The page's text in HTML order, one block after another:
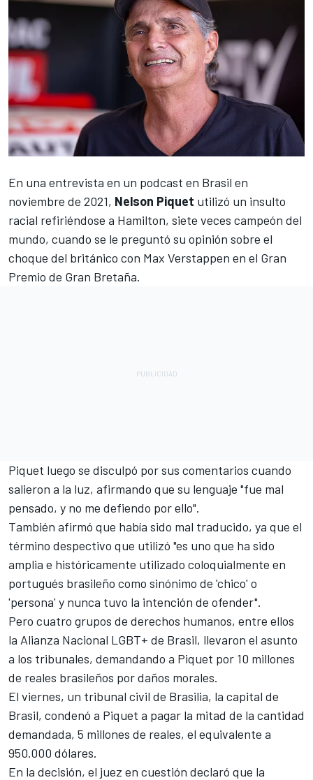
En una entrevista en un podcast en Brasil en
noviembre de 2021, Nelson Piquet utilizó un insulto
racial refiriéndose a Hamilton, siete veces campeón del
mundo, cuando se le preguntó su opinión sobre el
choque del británico con Max Verstappen en el Gran
Premio de Gran Bretaña.
Piquet luego se disculpó por sus comentarios cuando
salieron a la luz, afirmando que su lenguaje "fue mal
pensado, y no me defiendo por ello".
También afirmó que había sido mal traducido, ya que el
término despectivo que utilizó "es uno que ha sido
amplia e históricamente utilizado coloquialmente en
portugués brasileño como sinónimo de 'chico' o
'persona' y nunca tuvo la intención de ofender".
Pero cuatro grupos de derechos humanos, entre ellos
la Alianza Nacional LGBT+ de Brasil, llevaron el asunto
a los tribunales, demandando a Piquet por 10 millones
de reales brasileños por daños morales.
El viernes, un tribunal civil de Brasilia, la capital de
Brasil, condenó a Piquet a pagar la mitad de la cantidad
demandada, 5 millones de reales, el equivalente a
950.000 dólares.
En la decisión, el juez en cuestión declaró que la